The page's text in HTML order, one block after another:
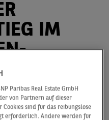
IM
BEI
Paribas Real Estate GmbH
von Partnern auf dieser
sind für das reibungslose
erforderlich. Andere werden für